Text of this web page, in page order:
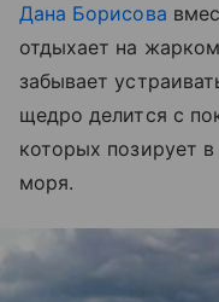
Дана Борисова
отдыхает на
забывает
щедро делится с
которых позирует
моря.